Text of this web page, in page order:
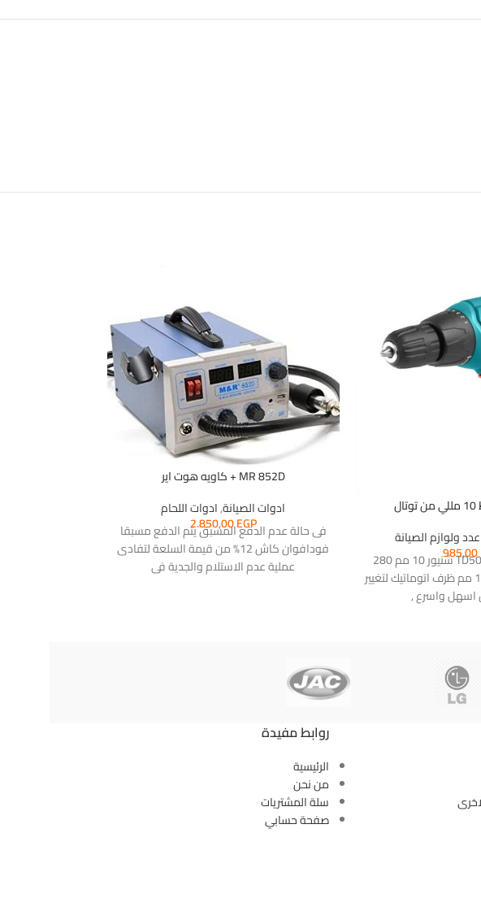
عدد ولوازم الصيانة
985,00
الوصف توتال TD502106 شنيور 10 مم 280
وات اتوماتيك شنيور 10 مم ظرف اتوماتيك لتغيير
اسهل واسرع ,
MR 852D + كاويه هوت اير
ادوات الصيانة,ادوات اللحام
2.850,00EGP
فى حالة عدم الدفع المسبق يتم الدفع مسبقا
فودافوان كاش 12% من قيمة السلعة لتفادى
عملية عدم الاستلام والجدية فى
روابط مفيدة
الرئيسية
من نحن
سلة المشتريات
صفحة حسابي